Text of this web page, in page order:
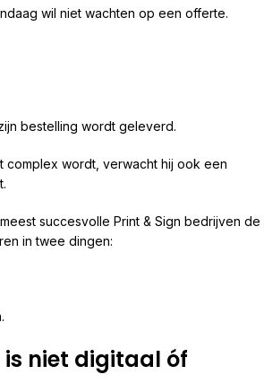
wil niet wachten op een offerte.
bestelling wordt geleverd.
complex wordt, verwacht hij ook een
succesvolle Print & Sign bedrijven de
in twee dingen:
is niet digitaal óf